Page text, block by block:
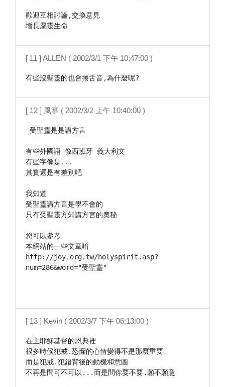
歡迎互相討論,交換意見
增長屬靈生命
[ 11 ] ALLEN ( 2002/3/1 下午 10:47:00 )
有些沒聖靈的也會捲舌音,為什麼呢?
[ 12 ] 風箏 ( 2002/3/2 上午 10:40:00 )
有些外國語 像西班牙 義大利文
有些字像是...
其實還是有差別吧
我知道
受聖靈講方言是學不會的
只有受聖靈方知講方言的奧秘
您可以參考
本網站的一些文章唷
http://joy.org.tw/holyspirit.asp?
num=286&word="受聖靈"
[ 13 ] Kevin ( 2002/3/7 下午 06:13:00 )
在主耶穌基督的恩典裡
很多時候犯戒.恐懼的心情變得不是那麼重要
而是犯戒.犯錯背後的動機和意圖
不再是問可不可以...而是問你要不要.願不願意